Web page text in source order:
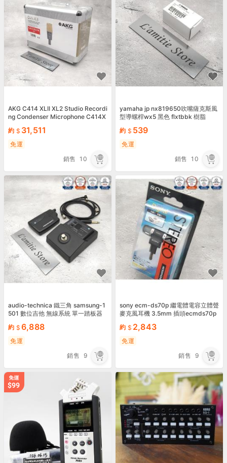
AKG C414 XLII XL2 Studio Recordi
ng Condenser Microphone C414X
約 31,511
免運
銷售 10
yamaha jp nx819650吹嘴薩克斯風
型導螺桿wx5 黑色 flxtbbk 樹脂
約
539
免運
銷售 10
audio-technica 鐵三角 samsung-1
501 數位吉他 無線系統 單一踏板器
約 6,888
免運
銷售
9
sony ecm-ds70p 繼電體電容立體聲
麥克風耳機 3.5mm 插頭ecmds70p
約
2,843
免運
銷售
9